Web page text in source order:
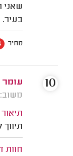
שאני
בעיר.
מחיר
משוב: 19/09/2024
חוות
10